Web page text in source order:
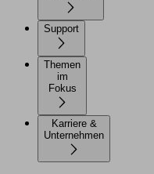
Support
Themen
im
Karriere &
Unternehmen